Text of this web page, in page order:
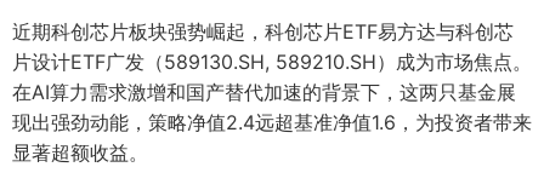
近期科创芯片板块强势崛起，科创芯片ETF易方达与科创芯
片设计ETF广发（589130.SH, 589210.SH）成为市场焦点。
在AI算力需求激增和国产替代加速的背景下，这两只基金展
现出强劲动能，策略净值2.4远超基准净值1.6，为投资者带来
显著超额收益。